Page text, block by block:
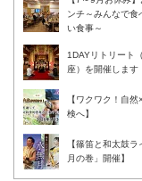
ンチ～みんなで食
い食事～
1DAYリトリート
座）を開催します
【ワクワク！自
検へ】
【篠笛と和太鼓
月の巻」開催】